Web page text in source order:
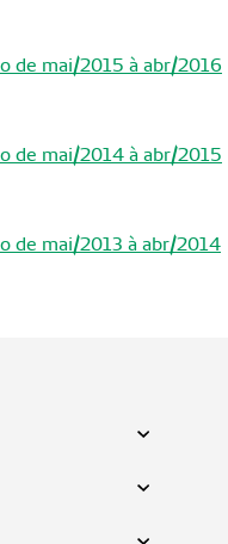
de mai/2015 à abr/2016
de mai/2014 à abr/2015
de mai/2013 à abr/2014